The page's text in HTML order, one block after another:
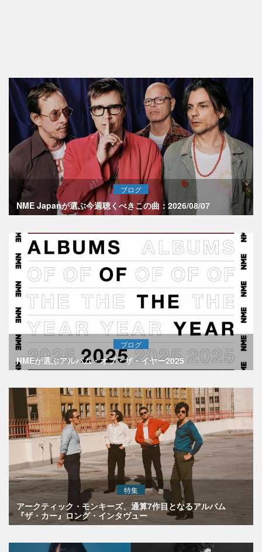
ブログ
NME Japanが選ぶ今週聴くべきこの曲：2026/08/07
ブログ
NMEが選ぶアルバム・オブ・ザ・イヤー2025
特集
アークティック・モンキーズ、通算7作目となるアルバム
『ザ・カー』ロング・インタヴュー